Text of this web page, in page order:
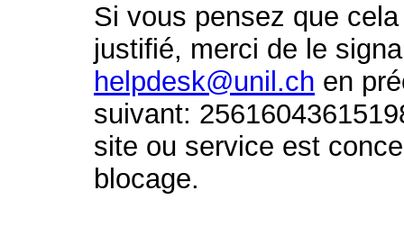
Si vous pensez que
justifié, merci de le
helpdesk@unil.ch en
suivant:
site ou service est
blocage.